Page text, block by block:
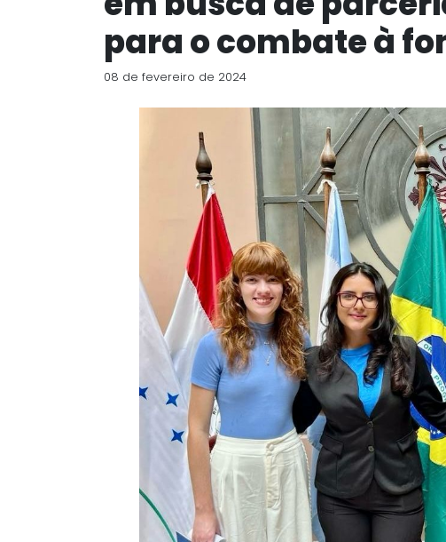
para o combate à
08 de fevereiro de 2024